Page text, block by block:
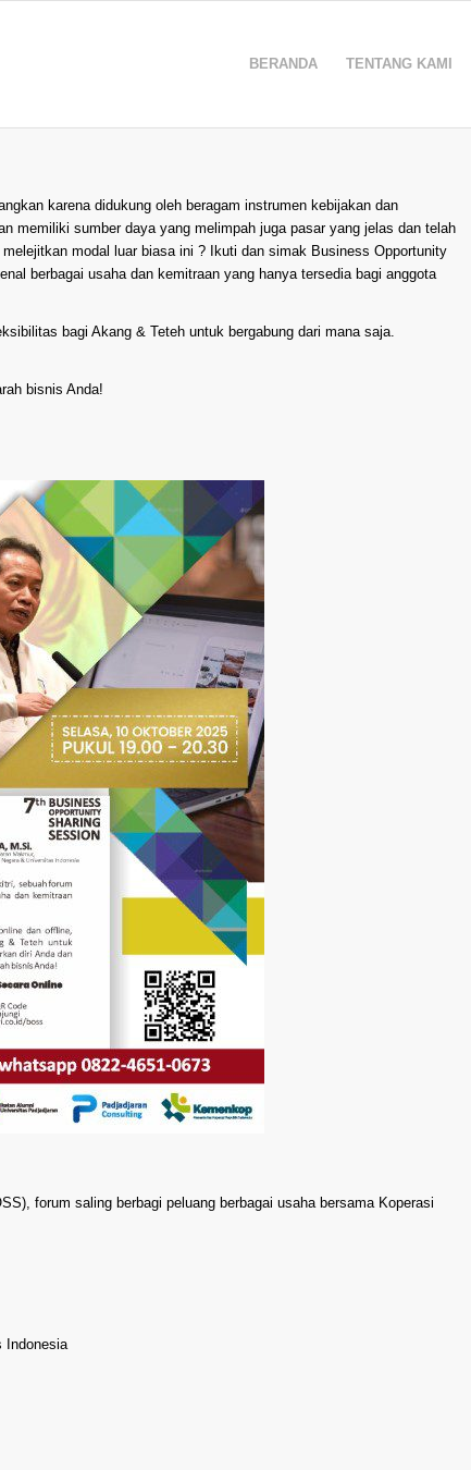
BERANDA TENTANG KAMI
karena didukung oleh beragam instrumen kebijakan dan
memiliki sumber daya yang melimpah juga pasar yang jelas dan telah
modal luar biasa ini ? Ikuti dan simak Business Opportunity
berbagai usaha dan kemitraan yang hanya tersedia bagi anggota
bagi Akang & Teteh untuk bergabung dari mana saja.
bisnis Anda!
forum saling berbagi peluang berbagai usaha bersama Koperasi
Indonesia